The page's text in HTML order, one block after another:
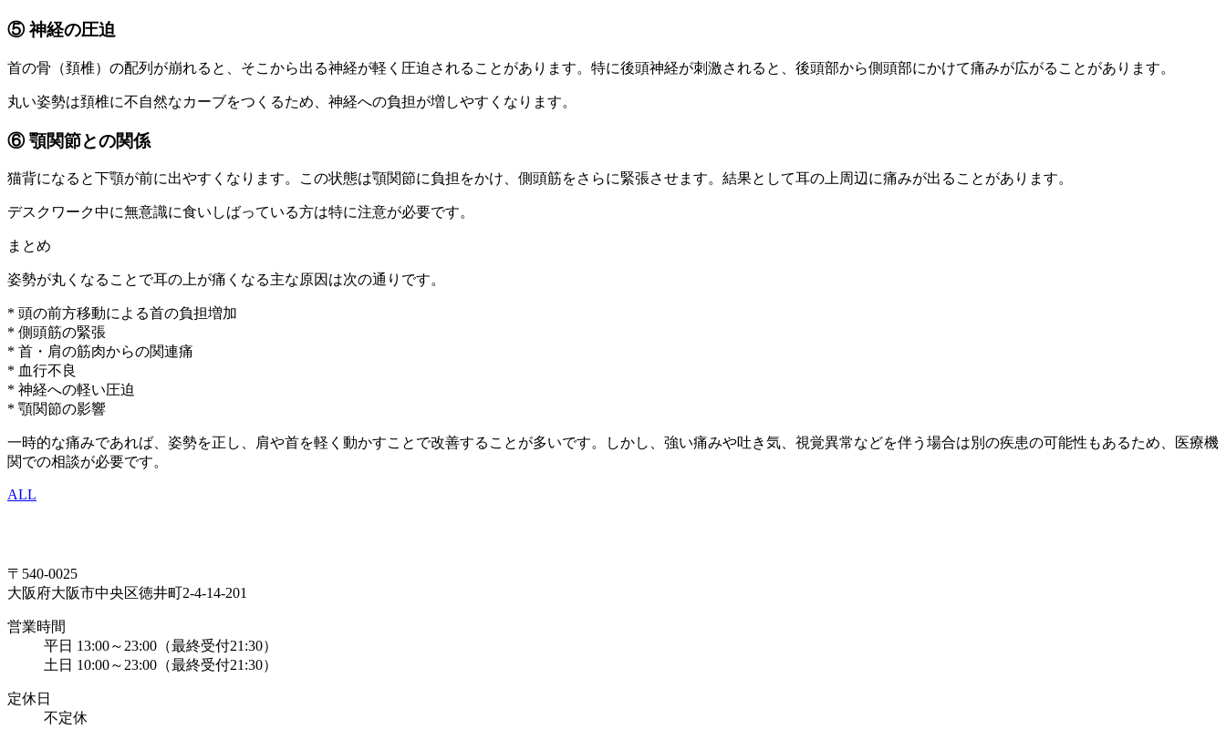
⑤ 神経の圧迫
首の骨（頚椎）の配列が崩れると、そこから出る神経が軽く圧迫されることがあります。特に後頭神経が刺激されると、後頭部から側頭部にかけて痛みが広がることがあります。
丸い姿勢は頚椎に不自然なカーブをつくるため、神経への負担が増しやすくなります。
⑥ 顎関節との関係
猫背になると下顎が前に出やすくなります。この状態は顎関節に負担をかけ、側頭筋をさらに緊張させます。結果として耳の上周辺に痛みが出ることがあります。
デスクワーク中に無意識に食いしばっている方は特に注意が必要です。
まとめ
姿勢が丸くなることで耳の上が痛くなる主な原因は次の通りです。
* 頭の前方移動による首の負担増加
* 側頭筋の緊張
* 首・肩の筋肉からの関連痛
* 血行不良
* 神経への軽い圧迫
* 顎関節の影響
一時的な痛みであれば、姿勢を正し、肩や首を軽く動かすことで改善することが多いです。しかし、強い痛みや吐き気、視覚異常などを伴う場合は別の疾患の可能性もあるため、医療機
関での相談が必要です。
ALL
〒540-0025
大阪府大阪市中央区徳井町2-4-14-201
営業時間
平日 13:00～23:00（最終受付21:30）
土日 10:00～23:00（最終受付21:30）
定休日
不定休